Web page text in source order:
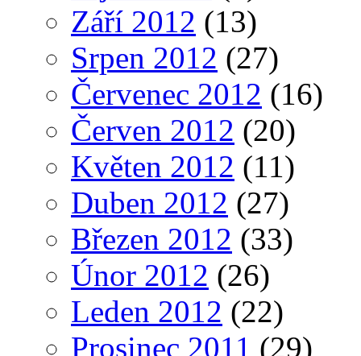
Září 2012 (13)
Srpen 2012 (27)
Červenec 2012 (16)
Červen 2012 (20)
Květen 2012 (11)
Duben 2012 (27)
Březen 2012 (33)
Únor 2012 (26)
Leden 2012 (22)
Prosinec 2011 (29)